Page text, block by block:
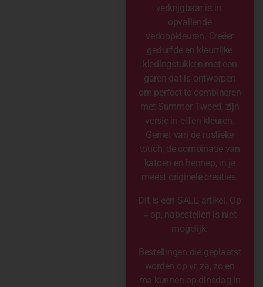
verkrijgbaar is in
opvallende
verloopkleuren. Creëer
gedurfde en kleurrijke
kledingstukken met een
garen dat is ontworpen
om perfect te combineren
met Summer Tweed, zijn
versie in effen kleuren.
Geniet van de rustieke
touch, de combinatie van
katoen en hennep, in je
meest originele creaties.
Dit is een SALE artikel. Op
= op, nabestellen is niet
mogelijk.
Bestellingen die geplaatst
worden op vr, za, zo en
ma kunnen op dinsdag in